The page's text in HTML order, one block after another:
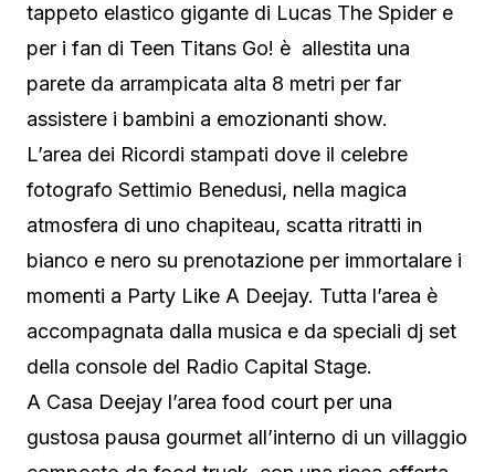
tappeto elastico gigante di Lucas The Spider e
per i fan di Teen Titans Go! è allestita una
parete da arrampicata alta 8 metri per far
assistere i bambini a emozionanti show.
L’area dei Ricordi stampati dove il celebre
fotografo Settimio Benedusi, nella magica
atmosfera di uno chapiteau, scatta ritratti in
bianco e nero su prenotazione per immortalare i
momenti a Party Like A Deejay. Tutta l’area è
accompagnata dalla musica e da speciali dj set
della console del Radio Capital Stage.
A Casa Deejay l’area food court per una
gustosa pausa gourmet all’interno di un villaggio